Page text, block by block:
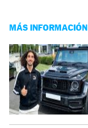
MÁS INFORMACIÓN